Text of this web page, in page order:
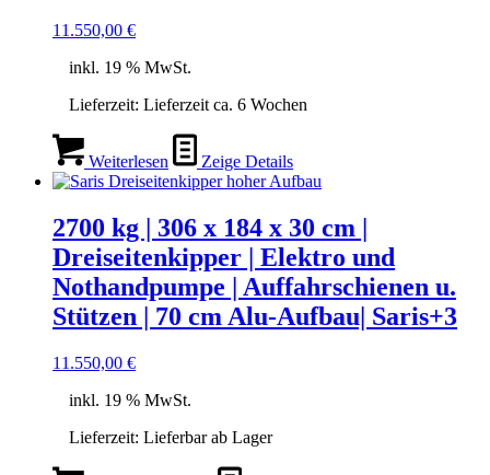
11.550,00 €
inkl. 19 % MwSt.
Lieferzeit: Lieferzeit ca. 6 Wochen
Weiterlesen Zeige Details
2700 kg | 306 x 184 x 30 cm |
Dreiseitenkipper | Elektro und
Nothandpumpe | Auffahrschienen u.
Stützen | 70 cm Alu-Aufbau| Saris+3
11.550,00 €
inkl. 19 % MwSt.
Lieferzeit: Lieferbar ab Lager